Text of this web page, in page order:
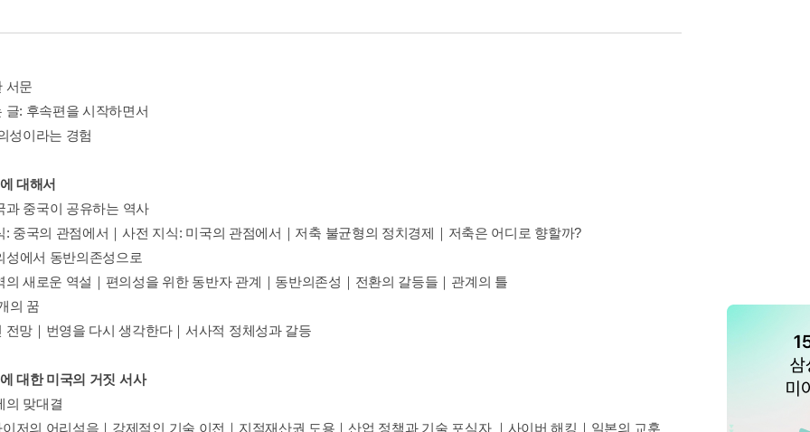
서문
글: 후속편을 시작하면서
성이라는 경험
대해서
과 중국이 공유하는 역사
: 중국의 관점에서｜사전 지식: 미국의 관점에서｜저축 불균형의 정치경제｜저축은 어디로 향할까?
성에서 동반의존성으로
의 새로운 역설｜편의성을 위한 동반자 관계｜동반의존성｜전환의 갈등들｜관계의 틀
의 꿈
전망｜번영을 다시 생각한다｜서사적 정체성과 갈등
대한 미국의 거짓 서사
의 맞대결
저의 어리석음｜강제적인 기술 이전｜지적재산권 도용｜산업 정책과 기술 포식자 ｜사이버 해킹｜일본의 교훈